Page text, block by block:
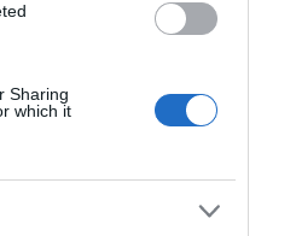
Sharing
which it
Victor Osimhen
Orkun Kökçü
Paul Onuachu